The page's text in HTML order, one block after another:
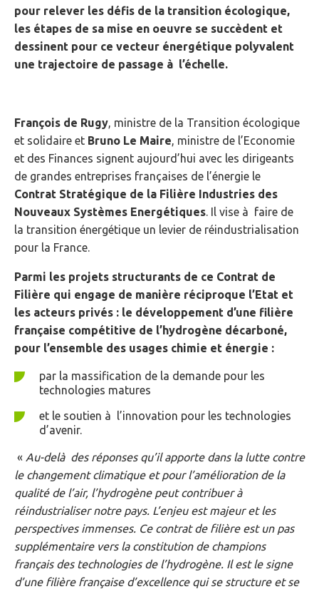
pour relever les défis de la transition écologique,
les étapes de sa mise en oeuvre se succèdent et
dessinent pour ce vecteur énergétique polyvalent
une trajectoire de passage à l’échelle.
François de Rugy , ministre de la Transition écologique
et solidaire et Bruno Le Maire , ministre de l’Economie
et des Finances signent aujourd’hui avec les dirigeants
de grandes entreprises françaises de l’énergie le
Contrat Stratégique de la Filière Industries des
Nouveaux Systèmes Energétiques . Il vise à faire de
la transition énergétique un levier de réindustrialisation
pour la France.
Parmi les projets structurants de ce Contrat de
Filière qui engage de manière réciproque l’Etat et
les acteurs privés : le développement d’une filière
française compétitive de l’hydrogène décarboné,
pour l’ensemble des usages chimie et énergie :
par la massification de la demande pour les
technologies matures
et le soutien à l’innovation pour les technologies
d’avenir.
« Au-delà des réponses qu’il apporte dans la lutte contre
le changement climatique et pour l’amélioration de la
qualité de l’air, l’hydrogène peut contribuer à
réindustrialiser notre pays. L’enjeu est majeur et les
perspectives immenses. Ce contrat de filière est un pas
supplémentaire vers la constitution de champions
français des technologies de l’hydrogène. Il est le signe
d’une filière française d’excellence qui se structure et se